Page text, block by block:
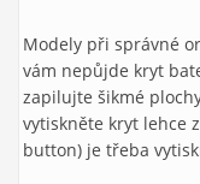
Modely při správné
vám nepůjde kryt
zapilujte šikmé
vytiskněte kryt lehce
button) je třeba